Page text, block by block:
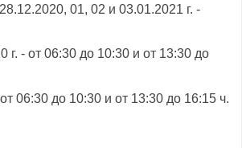
01, 02 и 03.01.2021 г. -
г. - от 06:30 до 10:30 и от 13:30 до
06:30 до 10:30 и от 13:30 до 16:15 ч.